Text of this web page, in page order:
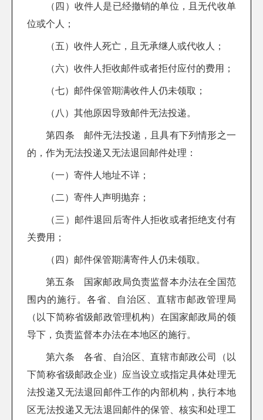
（四）收件人是已经撤销的单位，且无代收单
位或个人；
（五）收件人死亡，且无承继人或代收人；
（六）收件人拒收邮件或者拒付应付的费用；
（七）邮件保管期满收件人仍未领取；
（八）其他原因导致邮件无法投递。
第四条 邮件无法投递，且具有下列情形之一
的，作为无法投递又无法退回邮件处理：
（一）寄件人地址不详；
（二）寄件人声明抛弃；
（三）邮件退回后寄件人拒收或者拒绝支付有
关费用；
（四）邮件保管期满寄件人仍未领取。
第五条 国家邮政局负责监督本办法在全国范
围内的施行。各省、自治区、直辖市邮政管理局
（以下简称省级邮政管理机构）在国家邮政局的领
导下，负责监督本办法在本地区的施行。
第六条 各省、自治区、直辖市邮政公司（以
下简称省级邮政企业）应当设立或指定具体处理无
法投递又无法退回邮件工作的内部机构，执行本地
区无法投递又无法退回邮件的保管、核实和处理工